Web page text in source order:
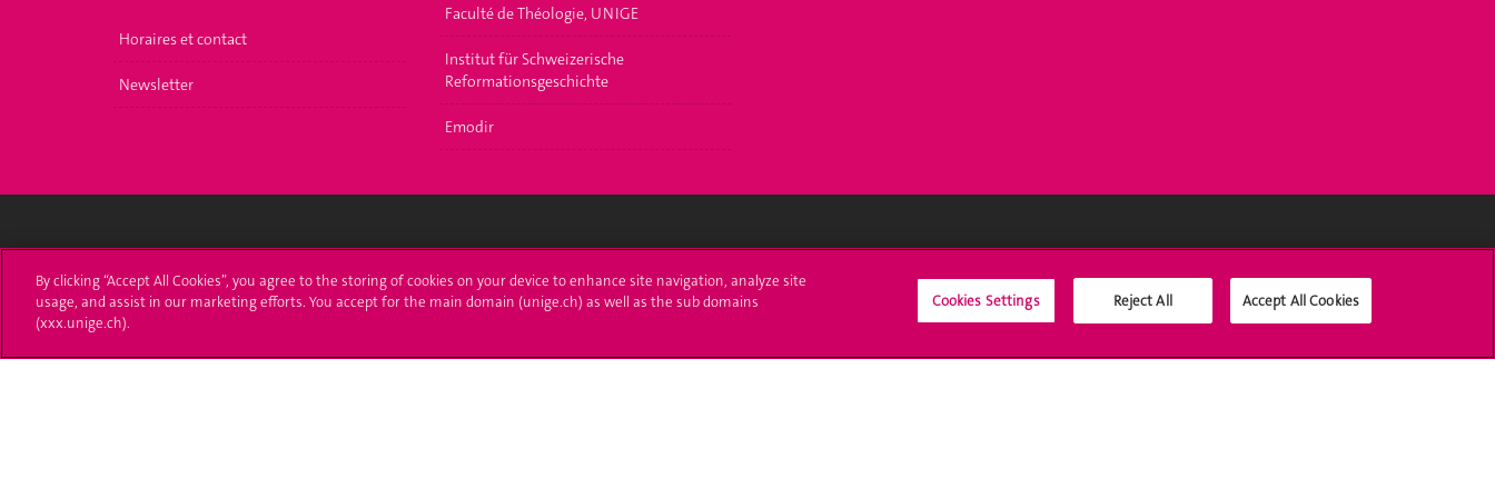
Horaires et contact
Newsletter
Faculté de Théologie, UNIGE
Institut für Schweizerische
Reformationsgeschichte
Emodir
Université de Genève
24 rue du Général-Dufour
T. +41 (0)22 379 71 11
S'inscrire à l'UNIGE
Immatriculations
Démarches administratives
L'UNIGE vous informe
Médias
By clicking “Accept All Cookies”, you agree to the storing of cookies on your device to enhance site navigation, analyze site
usage, and assist in our marketing efforts. You accept for the main domain (unige.ch) as well as the sub domains
(xxx.unige.ch).
Cookies Settings Reject All Accept All Cookies